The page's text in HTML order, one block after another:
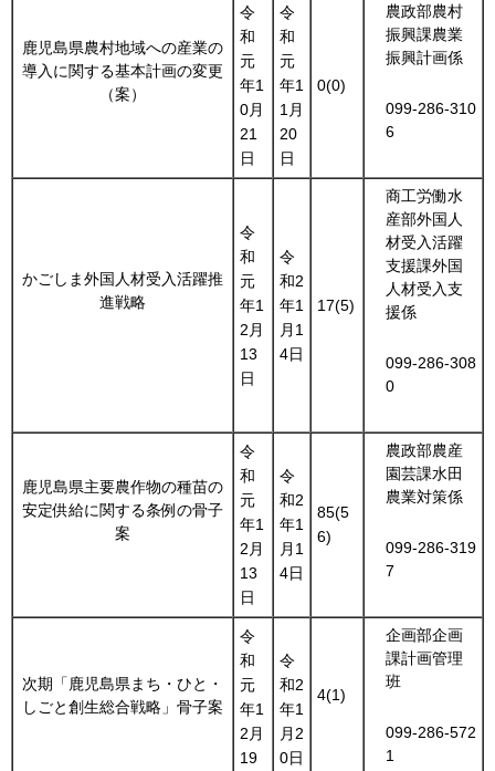
鹿児島県農村地域への産業の
導入に関する基本計画の変更
（案）
令
和
元
年1
0月
21
日
令
和
元
年1
1月
20
日
0(0)
農政部農村
振興課農業
振興計画係
099-286-310
6
かごしま外国人材受入活躍推
進戦略
令
和
元
年1
2月
13
日
令
和2
年1
月1
4日
17(5)
商工労働水
産部外国人
材受入活躍
支援課外国
人材受入支
援係
099-286-308
0
鹿児島県主要農作物の種苗の
安定供給に関する条例の骨子
案
令
和
元
年1
2月
13
日
令
和2
年1
月1
4日
85(5
6)
農政部農産
園芸課水田
農業対策係
099-286-319
7
次期「鹿児島県まち・ひと・
しごと創生総合戦略」骨子案
令
和
元
年1
2月
19
令
和2
年1
月2
0日
4(1)
企画部企画
課計画管理
班
099-286-572
1